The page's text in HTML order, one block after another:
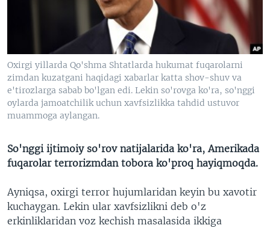
XABARLAR SURATLARDA
TWITTER
SOUNDCLOUD
VOA
Oxirgi yillarda Qo'shma Shtatlarda hukumat fuqarolarni
zimdan kuzatgani haqidagi xabarlar katta shov-shuv va
e'tirozlarga sabab bo'lgan edi. Lekin so'rovga ko'ra, so'nggi
oylarda jamoatchilik uchun xavfsizlikka tahdid ustuvor
muammoga aylangan.
So'nggi ijtimoiy so'rov natijalarida ko'ra, Amerikada
fuqarolar terrorizmdan tobora ko'proq hayiqmoqda.
Ayniqsa, oxirgi terror hujumlaridan keyin bu xavotir
kuchaygan. Lekin ular xavfsizlikni deb o'z
erkinliklaridan voz kechish masalasida ikkiga